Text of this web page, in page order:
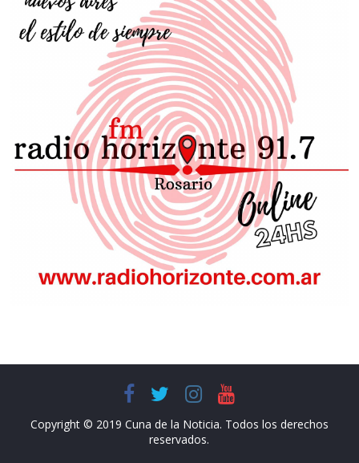
Copyright © 2019 Cuna de la Noticia. Todos los derechos
reservados.